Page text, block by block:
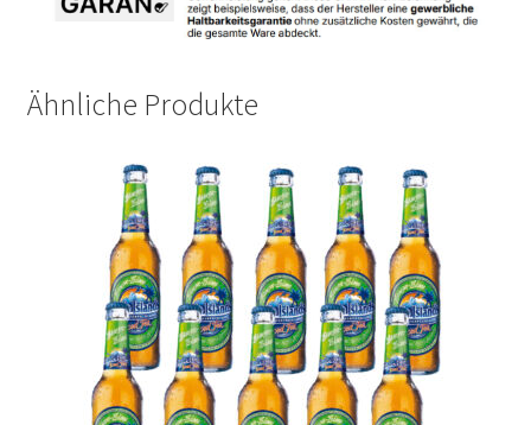
Ähnliche Produkte